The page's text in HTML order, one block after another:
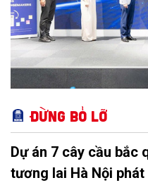
Đừng bỏ lỡ
Dự án 7 cây cầu bắc
tương lai Hà Nội